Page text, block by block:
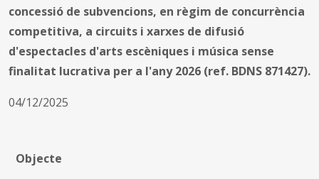
concessió de subvencions, en règim de concurrència
competitiva, a circuits i xarxes de difusió
d'espectacles d'arts escèniques i música sense
finalitat lucrativa per a l'any 2026 (ref. BDNS 871427).
04/12/2025
Objecte